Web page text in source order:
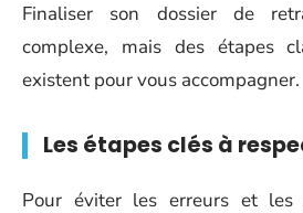
Finaliser son dossier de
complexe, mais des étapes
existent pour vous accompagner.
Les étapes clés à
Pour éviter les erreurs et les